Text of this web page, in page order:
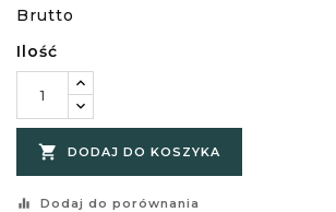
Brutto
Ilość
 DODAJ DO KOSZYKA
equalizer
Dodaj do porównania